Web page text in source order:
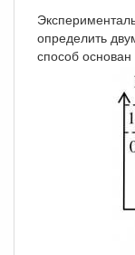
определить
способ